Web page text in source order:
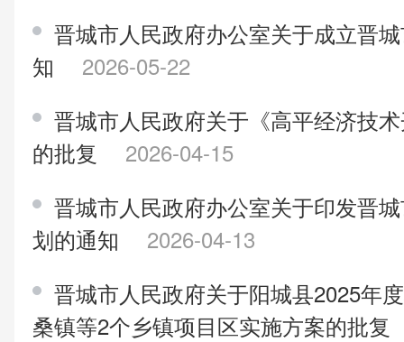
晋城市人民政府办公室关于成立晋
知
2026-05-22
晋城市人民政府关于《高平经济技
的批复
2026-04-15
晋城市人民政府办公室关于印发晋
划的通知
2026-04-13
晋城市人民政府关于阳城县2025年
桑镇等2个乡镇项目区实施方案的批复